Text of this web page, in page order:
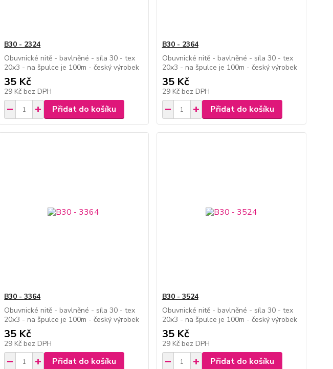
B30 - 2324
Obuvnické nitě - bavlněné - síla 30 - tex
20x3 - na špulce je 100m - český výrobek
35 Kč
29 Kč bez DPH
Přidat do košíku
B30 - 2364
Obuvnické nitě - bavlněné - síla 30 - tex
20x3 - na špulce je 100m - český výrobek
35 Kč
29 Kč bez DPH
Přidat do košíku
B30 - 3364
Obuvnické nitě - bavlněné - síla 30 - tex
20x3 - na špulce je 100m - český výrobek
35 Kč
29 Kč bez DPH
Přidat do košíku
B30 - 3524
Obuvnické nitě - bavlněné - síla 30 - tex
20x3 - na špulce je 100m - český výrobek
35 Kč
29 Kč bez DPH
Přidat do košíku